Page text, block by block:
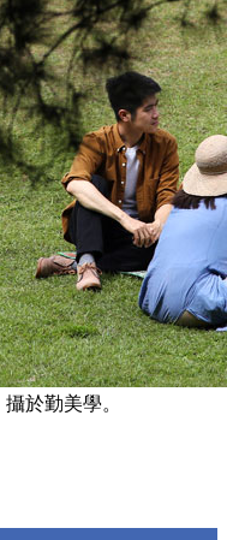
於勤美學。